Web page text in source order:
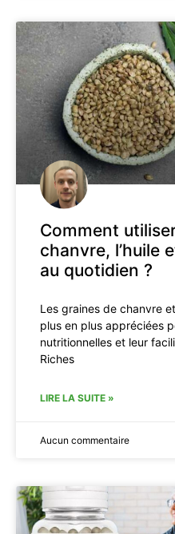
Comment
chanvre, l’huile
au quotidien ?
Les graines de chanvre
plus en plus appréciées
nutritionnelles et leur
Riches
LIRE LA SUITE »
Aucun commentaire